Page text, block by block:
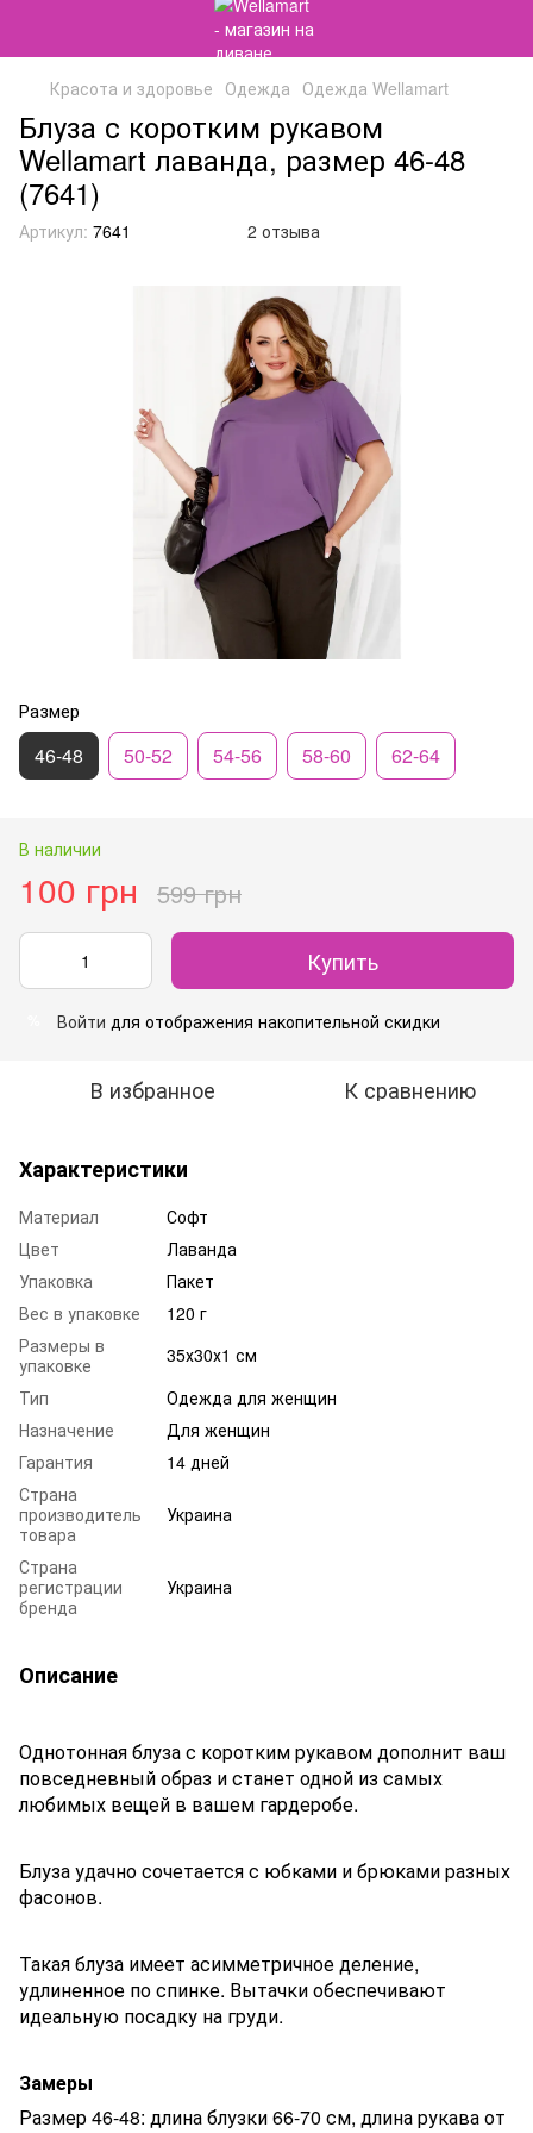
Красота и здоровье Одежда Одежда Wellamart
Блуза с коротким рукавом
Wellamart лаванда, размер 46-48
(7641)
Артикул: 7641 2 отзыва
Размер
46-48 50-52 54-56 58-60 62-64
В наличии
100 грн 599 грн
Купить
Войти для отображения накопительной скидки
В избранное К сравнению
Характеристики
Материал
Софт
Цвет
Лаванда
Упаковка
Пакет
Вес в упаковке
120 г
Размеры в
упаковке
35х30х1 см
Тип
Одежда для женщин
Назначение
Для женщин
Гарантия
14 дней
Страна
производитель
товара
Украина
Страна
регистрации
бренда
Украина
Описание
Однотонная блуза с коротким рукавом дополнит ваш
повседневный образ и станет одной из самых
любимых вещей в вашем гардеробе.
Блуза удачно сочетается с юбками и брюками разных
фасонов.
Такая блуза имеет асимметричное деление,
удлиненное по спинке. Вытачки обеспечивают
идеальную посадку на груди.
Замеры
Размер 46-48: длина блузки 66-70 см, длина рукава от